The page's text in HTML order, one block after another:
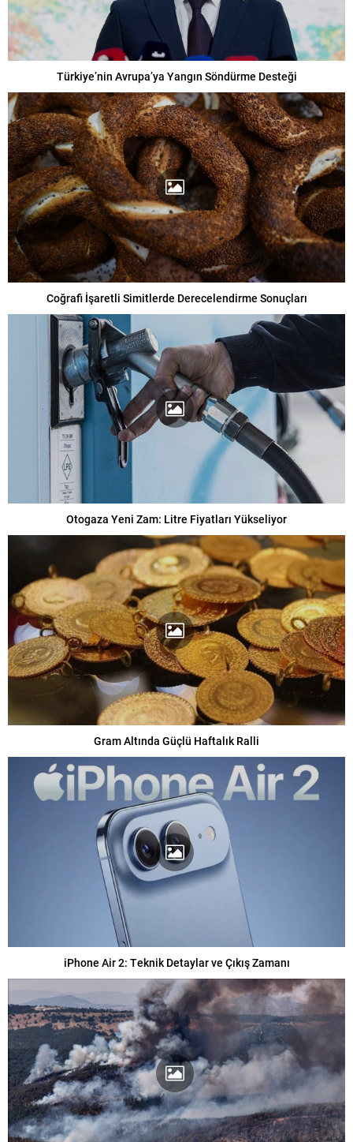
Türkiye’nin Avrupa’ya Yangın Söndürme Desteği
Coğrafi İşaretli Simitlerde Derecelendirme Sonuçları
Otogaza Yeni Zam: Litre Fiyatları Yükseliyor
Gram Altında Güçlü Haftalık Ralli
iPhone Air 2: Teknik Detaylar ve Çıkış Zamanı